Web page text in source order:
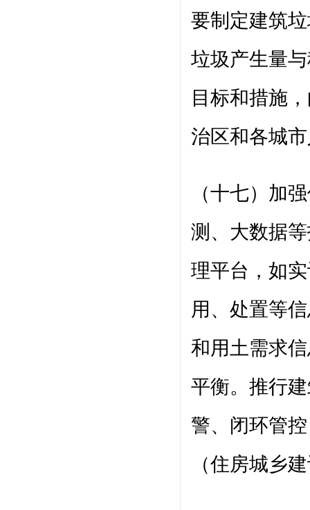
要制定建筑
垃圾产生量
目标和措施
治区和各城
（十七）加
测、大数据
理平台，如
用、处置等
和用土需求
平衡。推行
警、闭环管
（住房城乡